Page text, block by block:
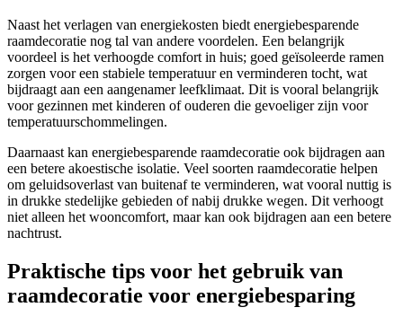
Naast het verlagen van energiekosten biedt energiebesparende
raamdecoratie nog tal van andere voordelen. Een belangrijk
voordeel is het verhoogde comfort in huis; goed geïsoleerde ramen
zorgen voor een stabiele temperatuur en verminderen tocht, wat
bijdraagt aan een aangenamer leefklimaat. Dit is vooral belangrijk
voor gezinnen met kinderen of ouderen die gevoeliger zijn voor
temperatuurschommelingen.
Daarnaast kan energiebesparende raamdecoratie ook bijdragen aan
een betere akoestische isolatie. Veel soorten raamdecoratie helpen
om geluidsoverlast van buitenaf te verminderen, wat vooral nuttig is
in drukke stedelijke gebieden of nabij drukke wegen. Dit verhoogt
niet alleen het wooncomfort, maar kan ook bijdragen aan een betere
nachtrust.
Praktische tips voor het gebruik van
raamdecoratie voor energiebesparing